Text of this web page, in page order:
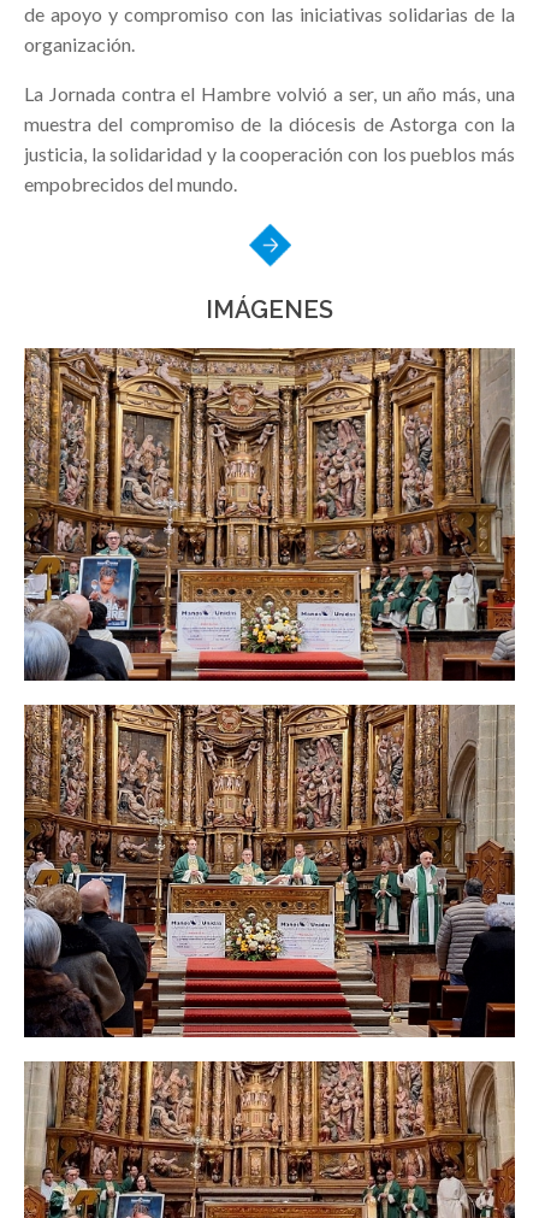
de apoyo y compromiso con las iniciativas solidarias de la
organización.
La Jornada contra el Hambre volvió a ser, un año más, una
muestra del compromiso de la diócesis de Astorga con la
justicia, la solidaridad y la cooperación con los pueblos más
empobrecidos del mundo.
IMÁGENES